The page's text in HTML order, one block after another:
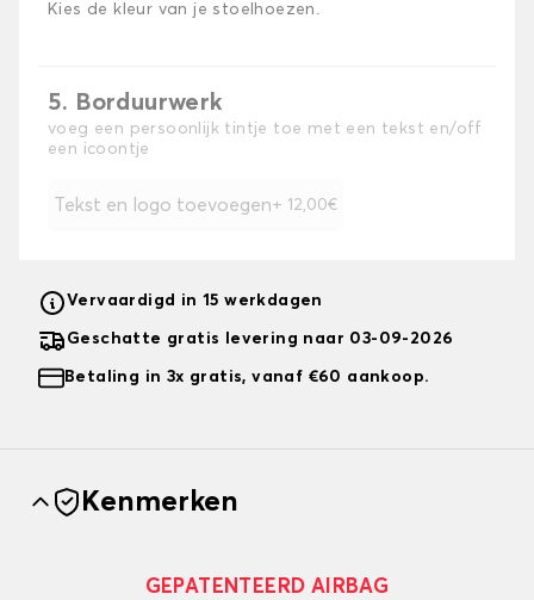
Kies de kleur van je stoelhoezen.
5. Borduurwerk
voeg een persoonlijk tintje toe met een tekst en/off
een icoontje
Tekst en logo toevoegen + 12,00€
Vervaardigd in 15 werkdagen
Geschatte gratis levering naar 03-09-2026
Betaling in 3x gratis, vanaf €60 aankoop.
Kenmerken
GEPATENTEERD AIRBAG